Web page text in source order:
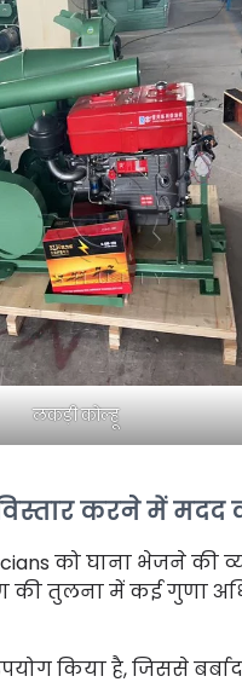
लकड़ी कोल्हू
करने में मदद
को घाना भेजने की
की तुलना में कई गुणा
किया है, जिससे